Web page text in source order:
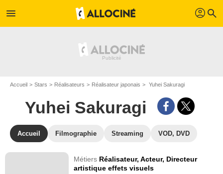
menu profil search
Accueil Stars Réalisateurs Réalisateur japonais Yuhei Sakuragi
Yuhei Sakuragi
Accueil Filmographie Streaming VOD, DVD
Métiers Réalisateur,Acteur, Directeur
artistique effets visuels